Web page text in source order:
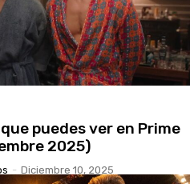
puedes ver en Prime
2025)
- Diciembre 10, 2025